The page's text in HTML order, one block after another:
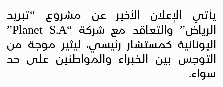
يأتي الإعلان الأخير عن مشروع “تبريد
الرياض” والتعاقد مع شركة “Planet S.A
”
اليونانية كمستشار رئيسي، ليثير موجة من
التوجس بين الخبراء والمواطنين على حد
سواء.